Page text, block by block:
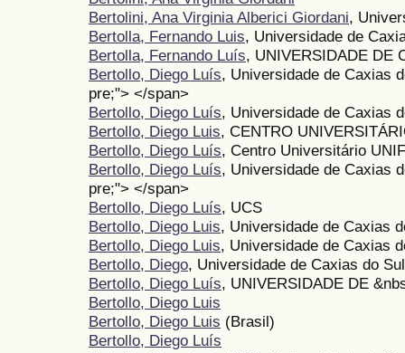
Bertolini, Ana Virginia Alberici Giordani,
Bertolla, Fernando Luis, Universidade de
Bertolla, Fernando Luís, UNIVERSIDADE DE
Bertollo, Diego Luís, Universidade de Caxias
pre;"> </span>
Bertollo, Diego Luís, Universidade de Caxias
Bertollo, Diego Luis, CENTRO
Bertollo, Diego Luís, Centro Universitário
Bertollo, Diego Luís, Universidade de Caxias
pre;"> </span>
Bertollo, Diego Luís, UCS
Bertollo, Diego Luis, Universidade de Caxias
Bertollo, Diego Luis, Universidade de Caxias
Bertollo, Diego, Universidade de Caxias do Sul
Bertollo, Diego Luís, UNIVERSIDADE DE
Bertollo, Diego Luis
Bertollo, Diego Luis (Brasil)
Bertollo, Diego Luís